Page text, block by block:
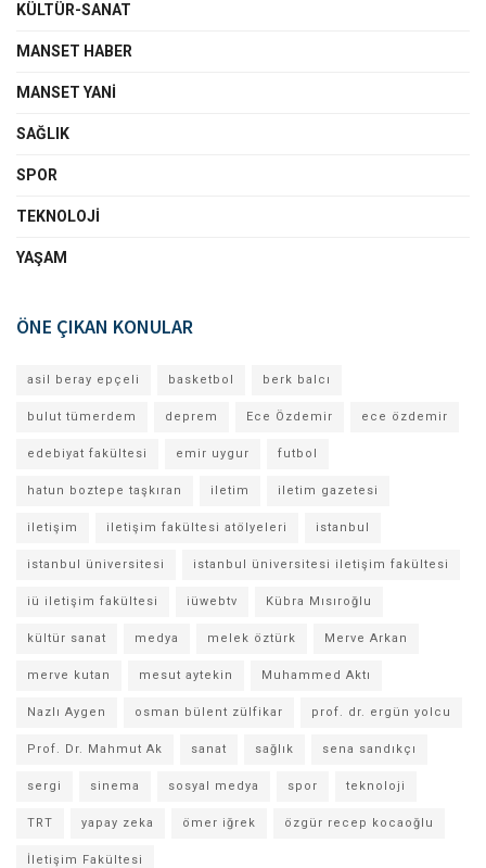
KÜLTÜR-SANAT
MANSET HABER
MANSET YANI
SAĞLIK
SPOR
TEKNOLOJI
YAŞAM
ÖNE ÇIKAN KONULAR
asil beray epçeli basketbol berk balcı
bulut tümerdem deprem Ece Özdemir ece özdemir
edebiyat fakültesi emir uygur futbol
hatun boztepe taşkıran iletim iletim gazetesi
iletişim iletişim fakültesi atölyeleri istanbul
istanbul üniversitesi istanbul üniversitesi iletişim fakültesi
iü iletişim fakültesi iüwebtv Kübra Mısıroğlu
kültür sanat medya melek öztürk Merve Arkan
merve kutan mesut aytekin Muhammed Aktı
Nazlı Aygen osman bülent zülfikar prof. dr. ergün yolcu
Prof. Dr. Mahmut Ak sanat sağlık sena sandıkçı
sergi sinema sosyal medya spor teknoloji
TRT yapay zeka ömer iğrek özgür recep kocaoğlu
İletişim Fakültesi